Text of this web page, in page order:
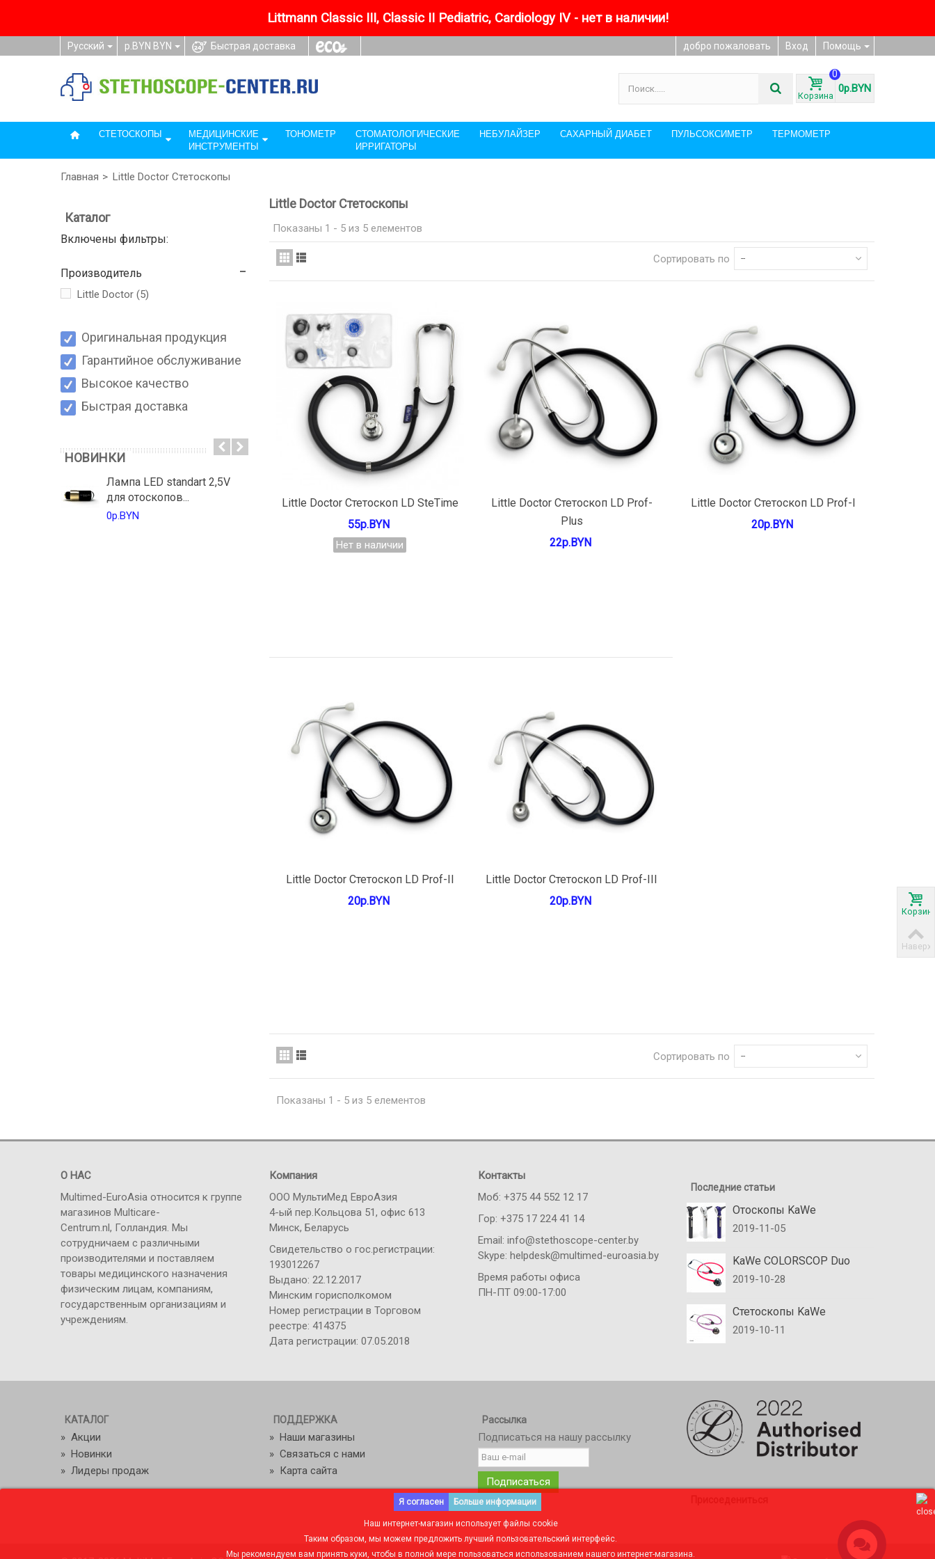
Littmann Classic III, Classic II Pediatric, Cardiology IV - нет в наличии!
Русский р.BYN BYN Помощь
Быстрая доставка добро пожаловать Вход
Корзина
0
0р.BYN
Я согласен Больше информации
Наш интернет-магазин использует файлы cookie
Таким образом, мы можем предложить лучший пользовательский интерфейс.
Мы рекомендуем вам принять куки, чтобы в полной мере пользоваться использованием нашего интернет-магазина.
СТЕТОСКОПЫ
МЕДИЦИНСКИЕ
ИНСТРУМЕНТЫ
ТОНОМЕТР
СТОМАТОЛОГИЧЕСКИЕ
ИРРИГАТОРЫ
НЕБУЛАЙЗЕР САХАРНЫЙ ДИАБЕТ ПУЛЬСОКСИМЕТР ТЕРМОМЕТР
Главная > Little Doctor Стетоскопы
Каталог
Включены фильтры:
Производитель
Little Doctor (5)
Оригинальная продукция
Гарантийное обслуживание
Высокое качество
Быстрая доставка
НОВИНКИ
Лампа LED standart 2,5V
для отоскопов...
0р.BYN
Little Doctor Стетоскопы
Показаны 1 - 5 из 5 елементов
Сортировать по --
Подробнее
Little Doctor Стетоскоп LD SteTime
55р.BYN
Нет в наличии
В КОРЗИНУ
Little Doctor Стетоскоп LD Prof-
Plus
22р.BYN
В КОРЗИНУ
Little Doctor Стетоскоп LD Prof-I
20р.BYN
В КОРЗИНУ
Little Doctor Стетоскоп LD Prof-II
20р.BYN
В КОРЗИНУ
Little Doctor Стетоскоп LD Prof-III
20р.BYN
Сортировать по --
Показаны 1 - 5 из 5 елементов
О НАС
Multimed-EuroAsia относится к группе
магазинов Multicare-
Centrum.nl, Голландия. Мы
сотрудничаем с различными
производителями и поставляем
товары медицинского назначения
физическим лицам, компаниям,
государственным организациям и
учреждениям.
Компания
ООО МультиМед ЕвроАзия
4-ый пер.Кольцова 51, офис 613
Минск, Беларусь
Свидетельство о гос.регистрации:
193012267
Выдано: 22.12.2017
Минским горисполкомом
Номер регистрации в Торговом
реестре: 414375
Дата регистрации: 07.05.2018
Контакты
Моб: +375 44 552 12 17
Гор: +375 17 224 41 14
Email: info@stethoscope-center.by
Skype: helpdesk@multimed-euroasia.by
Время работы офиса
ПН-ПТ 09:00-17:00
Последние статьи
Отоскопы KaWe
2019-11-05
KaWe COLORSCOP Duo
2019-10-28
Стетоскопы KaWe
2019-10-11
КАТАЛОГ
» Акции
» Новинки
» Лидеры продаж
ПОДДЕРЖКА
» Наши магазины
» Связаться с нами
» Карта сайта
Рассылка
Подписаться на нашу рассылку
Подписаться
Наверх